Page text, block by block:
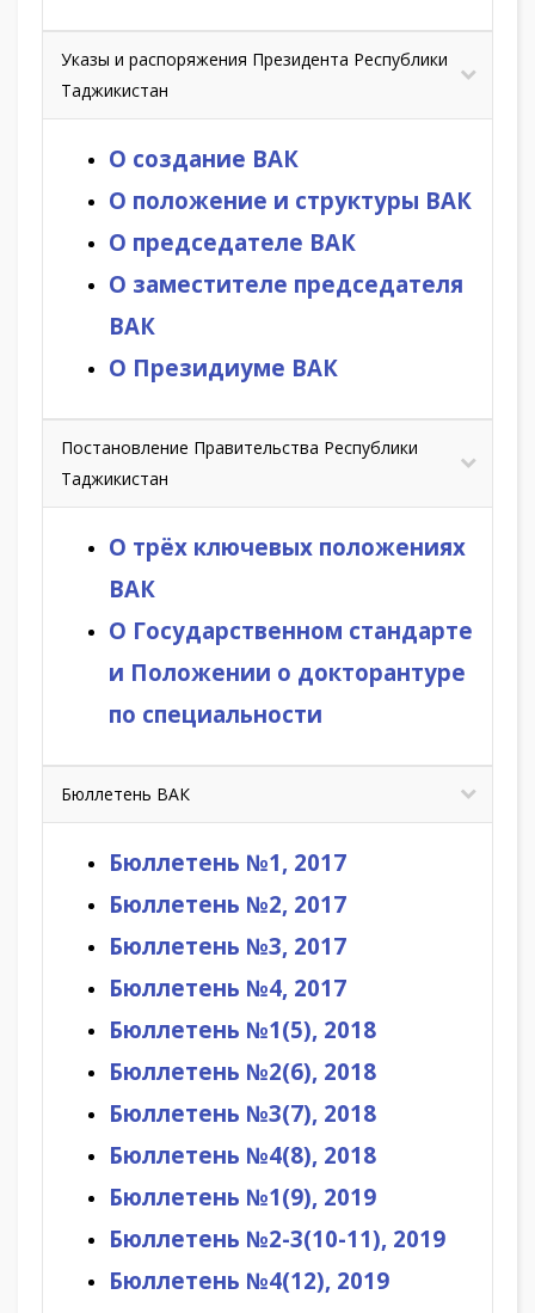
Указы и распоряжения Президента Республики
Таджикистан
О создание ВАК
О положение и структуры ВАК
О председателе ВАК
О заместителе председателя
ВАК
О Президиуме ВАК
Постановление Правительства Республики
Таджикистан
О трёх ключевых положениях
ВАК
О Государственном стандарте
и Положении о докторантуре
по специальности
Бюллетень ВАК
Бюллетень №1, 2017
Бюллетень №2, 2017
Бюллетень №3, 2017
Бюллетень №4, 2017
Бюллетень №1(5), 2018
Бюллетень №2(6), 2018
Бюллетень №3(7), 2018
Бюллетень №4(8), 2018
Бюллетень №1(9), 2019
Бюллетень №2-3(10-11), 2019
Бюллетень №4(12), 2019